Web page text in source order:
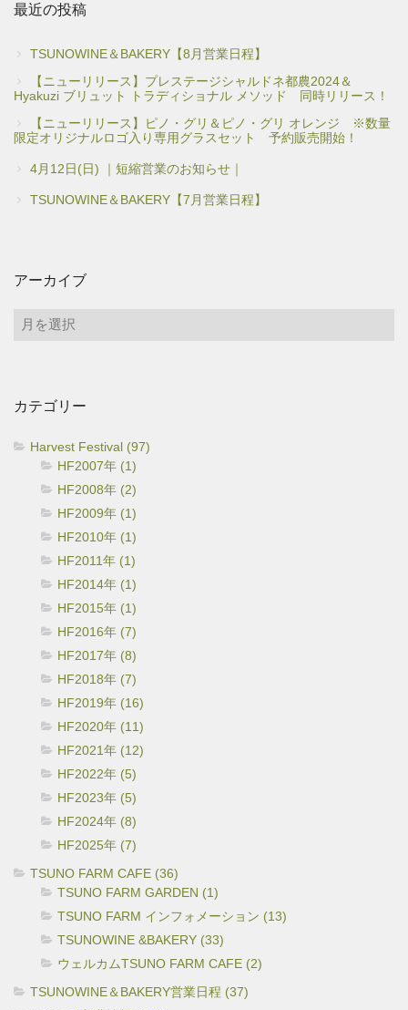
最近の投稿
TSUNOWINE＆BAKERY【8月営業日程】
【ニューリリース】プレステージシャルドネ都農2024＆
Hyakuzi ブリュット トラディショナル メソッド 同時リリース！
【ニューリリース】ピノ・グリ＆ピノ・グリ オレンジ ※数量
限定オリジナルロゴ入り専用グラスセット 予約販売開始！
4月12日(日) ｜短縮営業のお知らせ｜
TSUNOWINE＆BAKERY【7月営業日程】
アーカイブ
ア
ブ
カテゴリー
Harvest Festival (97)
HF2007年 (1)
HF2008年 (2)
HF2009年 (1)
HF2010年 (1)
HF2011年 (1)
HF2014年 (1)
HF2015年 (1)
HF2016年 (7)
HF2017年 (8)
HF2018年 (7)
HF2019年 (16)
HF2020年 (11)
HF2021年 (12)
HF2022年 (5)
HF2023年 (5)
HF2024年 (8)
HF2025年 (7)
TSUNO FARM CAFE (36)
TSUNO FARM GARDEN (1)
TSUNO FARM インフォメーション (13)
TSUNOWINE &BAKERY (33)
ウェルカムTSUNO FARM CAFE (2)
TSUNOWINE＆BAKERY営業日程 (37)